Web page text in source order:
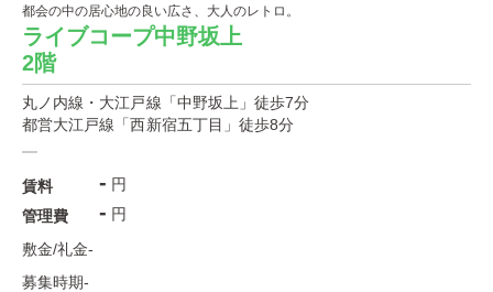
都会の中の居心地の良い広さ、大人のレトロ。
ライブコープ中野坂上
2階
丸ノ内線・大江戸線「中野坂上」徒歩7分
都営大江戸線「西新宿五丁目」徒歩8分
賃料 - 円
管理費
- 円
敷金/礼金-
募集時期-